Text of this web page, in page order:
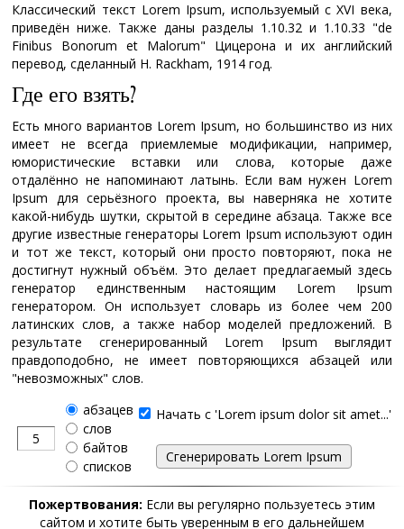
Классический текст Lorem Ipsum, используемый с XVI века,
приведён ниже. Также даны разделы 1.10.32 и 1.10.33 "de
Finibus Bonorum et Malorum" Цицерона и их английский
перевод, сделанный H. Rackham, 1914 год.
Где его взять?
Есть много вариантов Lorem Ipsum, но большинство из них
имеет не всегда приемлемые модификации, например,
юмористические вставки или слова, которые даже
отдалённо не напоминают латынь. Если вам нужен Lorem
Ipsum для серьёзного проекта, вы наверняка не хотите
какой-нибудь шутки, скрытой в середине абзаца. Также все
другие известные генераторы Lorem Ipsum используют один
и тот же текст, который они просто повторяют, пока не
достигнут нужный объём. Это делает предлагаемый здесь
генератор единственным настоящим Lorem Ipsum
генератором. Он использует словарь из более чем 200
латинских слов, а также набор моделей предложений. В
результате сгенерированный Lorem Ipsum выглядит
правдоподобно, не имеет повторяющихся абзацей или
"невозможных" слов.
абзацев
слов
байтов
списков
Начать с 'Lorem ipsum dolor sit amet...'
Пожертвования: Если вы регулярно пользуетесь этим
сайтом и хотите быть уверенным в его дальнейшем